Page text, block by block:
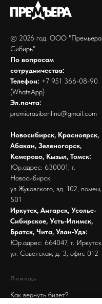
© 2026 год. ООО "Премьера
Сибирь"
По вопросам
сотрудничества:
Телефон: +7 951 366-08-90
(WhatsApp)
Эл.почта:
premierasibonline@gmail.com
Новосибирск, Красноярск,
Абакан, Зеленогорск,
Кемерово, Кызыл, Томск:
Юр.адрес: 630001, г.
Новосибирск,
ул Жуковского, зд. 102, помещ.
501
Иркутск, Ангарск, Усолье-
Сибирское, Усть-Илимск,
Братск, Чита, Улан-Удэ:
Юр.адрес: 664047, г. Иркутск,
ул. Советская, д. 3, офис 012
Помощь
Как вернуть билет?